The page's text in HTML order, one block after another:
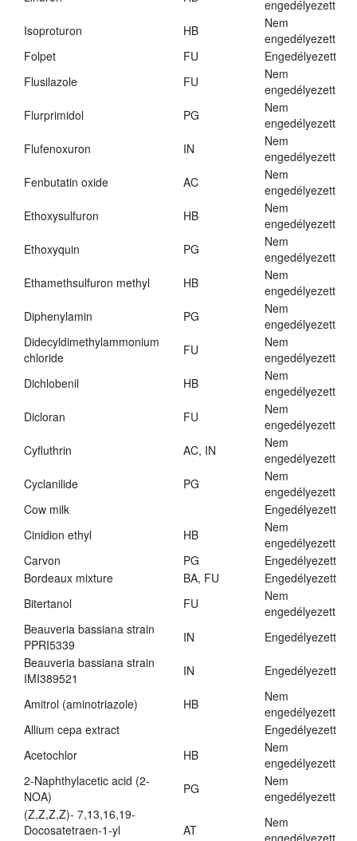
engedélyezett
Isoproturon
HB
Nem
engedélyezett
Folpet
FU
Engedélyezett
Flusilazole
FU
Nem
engedélyezett
Flurprimidol
PG
Nem
engedélyezett
Flufenoxuron
IN
Nem
engedélyezett
Fenbutatin oxide
AC
Nem
engedélyezett
Ethoxysulfuron
HB
Nem
engedélyezett
Ethoxyquin
PG
Nem
engedélyezett
Ethamethsulfuron methyl
HB
Nem
engedélyezett
Diphenylamin
PG
Nem
engedélyezett
Didecyldimethylammonium
chloride
FU
Nem
engedélyezett
Dichlobenil
HB
Nem
engedélyezett
Dicloran
FU
Nem
engedélyezett
Cyfluthrin
AC, IN
Nem
engedélyezett
Cyclanilide
PG
Nem
engedélyezett
Cow milk
Engedélyezett
Cinidion ethyl
HB
Nem
engedélyezett
Carvon
PG
Engedélyezett
Bordeaux mixture
BA, FU
Engedélyezett
Bitertanol
FU
Nem
engedélyezett
Beauveria bassiana strain
PPRI5339
IN
Engedélyezett
Beauveria bassiana strain
IMI389521
IN Engedélyezett
Amitrol (aminotriazole) HB
Nem
engedélyezett
Allium cepa extract
Engedélyezett
Acetochlor
HB
Nem
engedélyezett
2-Naphthylacetic acid (2-
NOA)
PG
Nem
engedélyezett
(Z,Z,Z,Z)- 7,13,16,19-
Docosatetraen-1-yl
AT
Nem